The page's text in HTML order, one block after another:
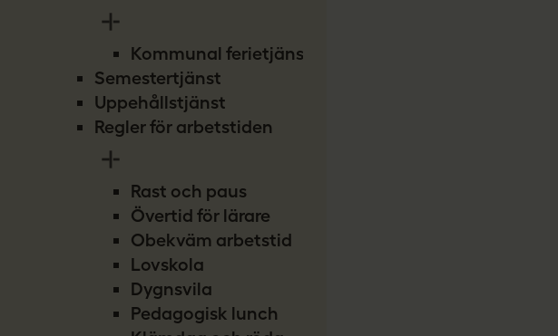
Kommunal ferietjänst
Semestertjänst
Uppehållstjänst
Regler för arbetstiden
Rast och paus
Övertid för lärare
Obekväm arbetstid
Lovskola
Dygnsvila
Pedagogisk lunch